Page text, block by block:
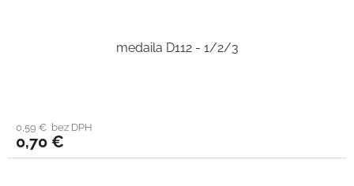
medaila D112 - 1/2/3
0,59 € bez DPH
0,70 €